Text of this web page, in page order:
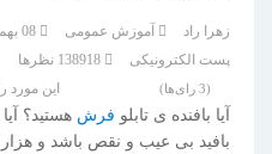
زهرا راد آموزش عمومی
پست الکترونیکی
138918 نظرها
این مورد
(3 رای‌ها)
آیا بافنده ی تابلو فرش هستید؟
بافید بی عیب و نقص باشد و